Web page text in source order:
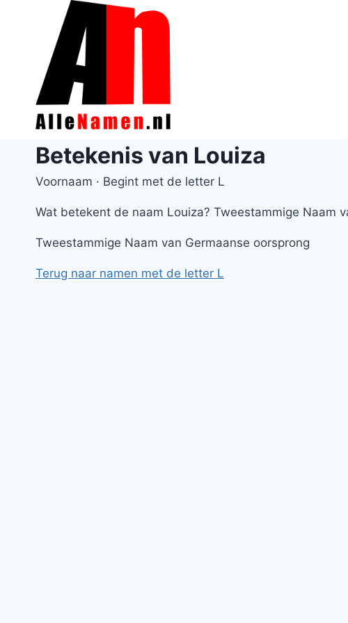
Betekenis van Louiza
Voornaam · Begint met de letter L
Wat betekent de naam Louiza? Tweestammige Naam
Tweestammige Naam van Germaanse oorsprong
Terug naar namen met de letter L